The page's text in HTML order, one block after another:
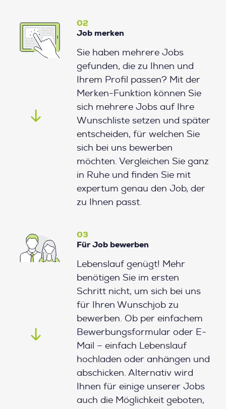
02
Job merken
Sie haben mehrere Jobs
gefunden, die zu Ihnen und
Ihrem Profil passen? Mit der
Merken-Funktion können Sie
sich mehrere Jobs auf Ihre
Wunschliste setzen und später
entscheiden, für welchen Sie
sich bei uns bewerben
möchten. Vergleichen Sie ganz
in Ruhe und finden Sie mit
expertum genau den Job, der
zu Ihnen passt.
03
Für Job bewerben
Lebenslauf genügt! Mehr
benötigen Sie im ersten
Schritt nicht, um sich bei uns
für Ihren Wunschjob zu
bewerben. Ob per einfachem
Bewerbungsformular oder E-
Mail – einfach Lebenslauf
hochladen oder anhängen und
abschicken. Alternativ wird
Ihnen für einige unserer Jobs
auch die Möglichkeit geboten,